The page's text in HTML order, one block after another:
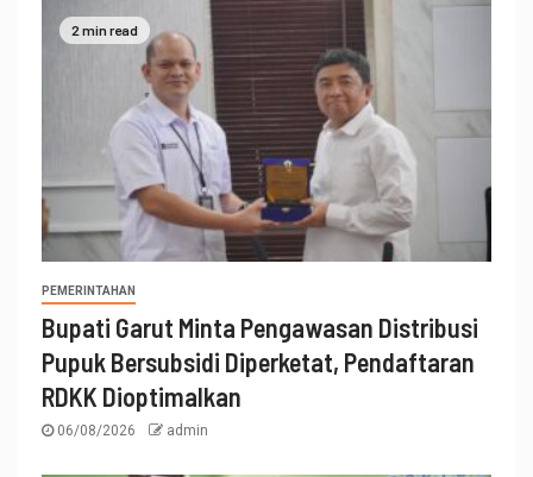
2 min read
PEMERINTAHAN
Bupati Garut Minta Pengawasan Distribusi
Pupuk Bersubsidi Diperketat, Pendaftaran
RDKK Dioptimalkan
06/08/2026 admin